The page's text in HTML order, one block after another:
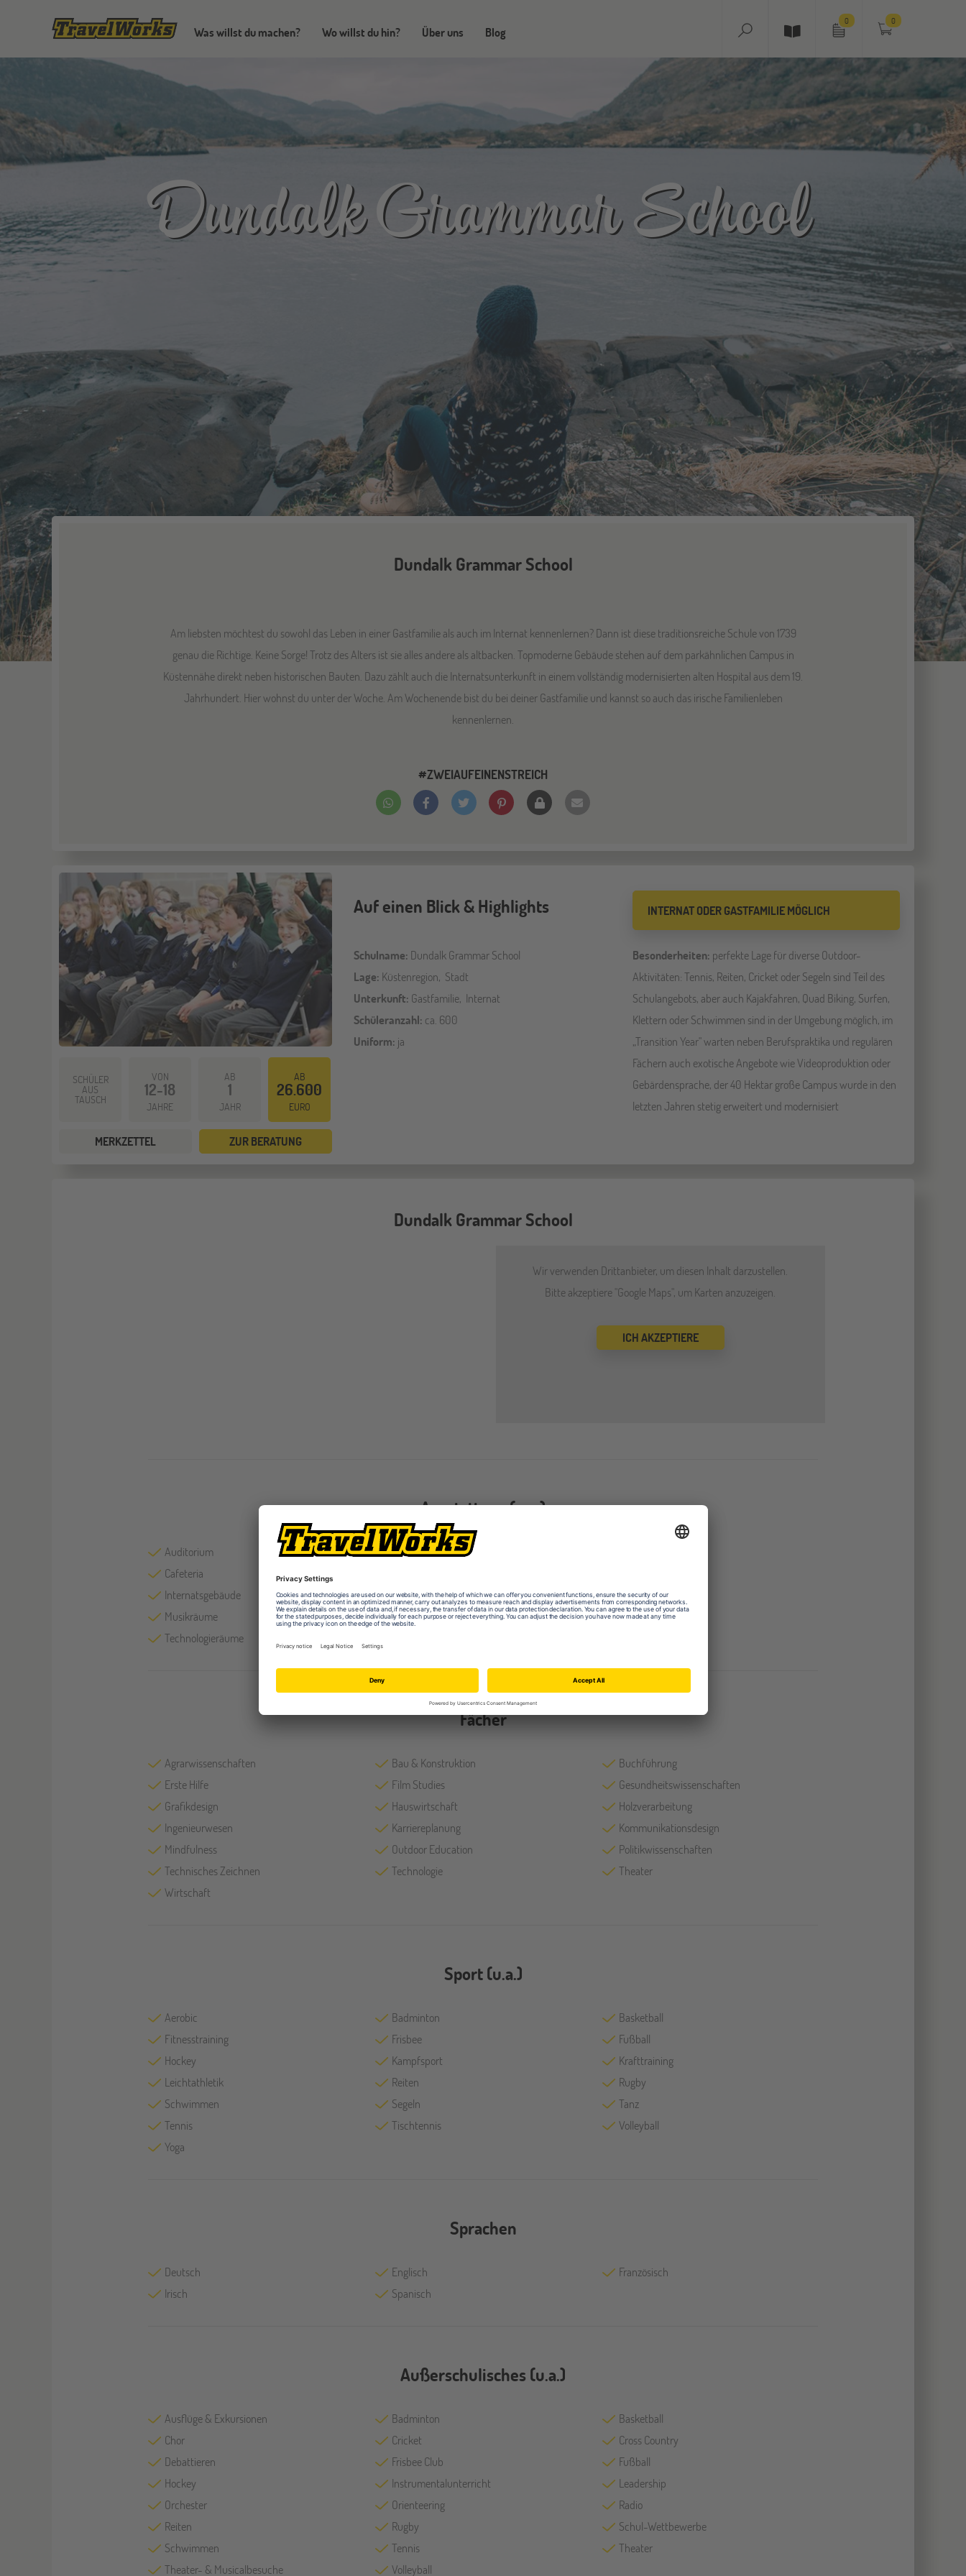
Was willst du machen? Wo willst du hin? Über uns Blog
0 0
Dundalk Grammar School
Dundalk Grammar School
Am liebsten möchtest du sowohl das Leben in einer Gastfamilie als auch im Internat kennenlernen? Dann ist diese traditionsreiche Schule von 1739
genau die Richtige. Keine Sorge! Trotz des Alters ist sie alles andere als altbacken. Topmoderne Gebäude stehen auf dem parkähnlichen Campus in
Küstennähe direkt neben historischen Bauten. Dazu zählt auch die Internatsunterkunft in einem vollständig modernisierten alten Hospital aus dem 19.
Jahrhundert. Hier wohnst du unter der Woche. Am Wochenende bist du bei deiner Gastfamilie und kannst so auch das irische Familienleben
kennenlernen.
#ZWEIAUFEINENSTREICH
SCHÜLER
AUS
TAUSCH
VON
12-18
JAHRE
AB
1
JAHR
AB
26.600
EURO
MERKZETTEL ZUR BERATUNG
INTERNAT ODER GASTFAMILIE MÖGLICH
Auf einen Blick & Highlights
Schulname: Dundalk Grammar School
Lage: Küstenregion, Stadt
Unterkunft: Gastfamilie, Internat
Schüleranzahl: ca. 600
Uniform: ja
Besonderheiten: perfekte Lage für diverse Outdoor-
Aktivitäten: Tennis, Reiten, Cricket oder Segeln sind Teil des
Schulangebots, aber auch Kajakfahren, Quad Biking, Surfen,
Klettern oder Schwimmen sind in der Umgebung möglich, im
„Transition Year" warten neben Berufspraktika und regulären
Fächern auch exotische Angebote wie Videoproduktion oder
Gebärdensprache, der 40 Hektar große Campus wurde in den
letzten Jahren stetig erweitert und modernisiert
Dundalk Grammar School
Wir verwenden Drittanbieter, um diesen Inhalt darzustellen.
Bitte akzeptiere "Google Maps", um Karten anzuzeigen.
ICH AKZEPTIERE
Ausstattung (u.a.)
Auditorium Basketballplätze
Cafeteria
Internatsgebäude
Kunstrasenplätze
Kunsträume
Musikräume
Sporthallen
Sportplätze
Technologieräume
Fächer
Agrarwissenschaften Bau & Konstruktion
Buchführung
Erste Hilfe
Film Studies
Gesundheitswissenschaften
Grafikdesign
Hauswirtschaft
Holzverarbeitung
Ingenieurwesen
Karriereplanung
Kommunikationsdesign
Mindfulness
Outdoor Education
Politikwissenschaften
Technisches Zeichnen
Technologie
Theater
Wirtschaft
Sport (u.a.)
Aerobic Badminton
Basketball
Fitnesstraining
Frisbee
Fußball
Hockey
Kampfsport
Krafttraining
Leichtathletik
Reiten
Rugby
Schwimmen
Segeln
Tanz
Tennis
Tischtennis
Volleyball
Yoga
Sprachen
Deutsch Englisch
Französisch
Irisch
Spanisch
Außerschulisches (u.a.)
Ausflüge & Exkursionen Badminton
Basketball
Chor
Cricket
Cross Country
Debattieren
Frisbee Club
Fußball
Hockey
Instrumentalunterricht
Leadership
Orchester
Orienteering
Radio
Reiten
Rugby
Schul-Wettbewerbe
Schwimmen
Tennis
Theater
Theater- & Musicalbesuche
Volleyball